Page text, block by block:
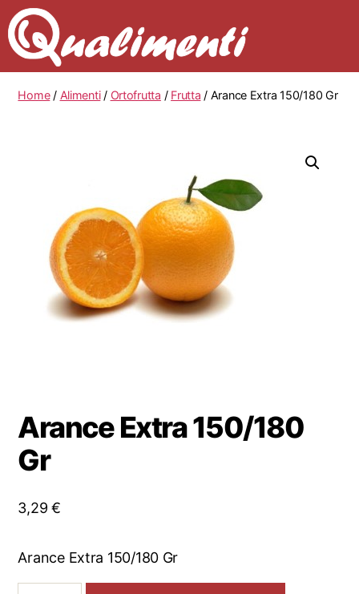
Home/ Alimenti/ Ortofrutta / Frutta / Arance Extra 150/180 Gr
Arance Extra 150/180
Gr
3,29€
Arance Extra 150/180 Gr